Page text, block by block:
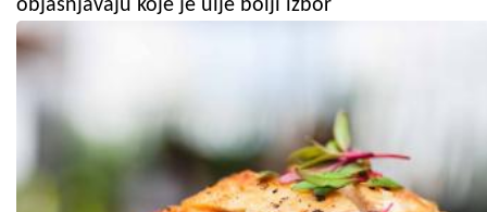
objašnjavaju koje je ulje bolji izbor